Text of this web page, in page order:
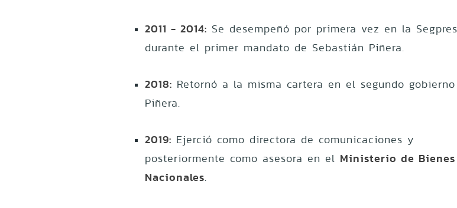
2011 - 2014: Se desempeñó por primera vez en la Segpres
durante el primer mandato de Sebastián Piñera.
2018: Retornó a la misma cartera en el segundo
Piñera.
2019: Ejerció como directora de comunicaciones y
posteriormente como asesora en el Ministerio de Bienes
Nacionales.